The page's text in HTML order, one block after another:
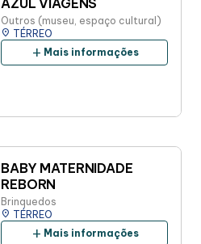
Outros (museu, espaço cultural)
place TÉRREO
add Mais informações
BABY MATERNIDADE
REBORN
Brinquedos
place TÉRREO
add Mais informações